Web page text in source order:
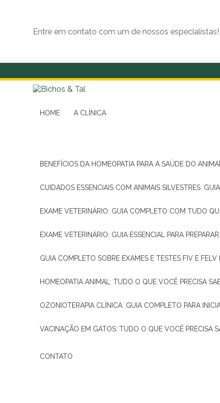
Entre em contato com um de nossos especialistas!
HOME A CLÍNICA
BENEFÍCIOS DA HOMEOPATIA PARA A SAÚDE DO
CUIDADOS ESSENCIAIS COM ANIMAIS SILVESTRES:
EXAME VETERINÁRIO: GUIA COMPLETO COM TUDO
EXAME VETERINÁRIO: GUIA ESSENCIAL PARA
GUIA COMPLETO SOBRE EXAMES E TESTES FIV E
HOMEOPATIA ANIMAL: TUDO O QUE VOCÊ PRECISA
OZONIOTERAPIA CLÍNICA: GUIA COMPLETO PARA
VACINAÇÃO EM GATOS: TUDO O QUE VOCÊ PRECISA
CONTATO